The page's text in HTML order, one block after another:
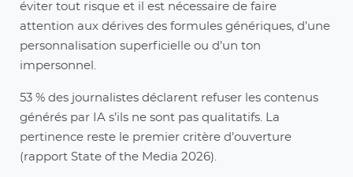
éviter tout risque et il est nécessaire de faire
attention aux dérives des formules génériques, d’une
personnalisation superficielle ou d’un ton
impersonnel.
53 % des journalistes déclarent refuser les contenus
générés par IA s’ils ne sont pas qualitatifs. La
pertinence reste le premier critère d’ouverture
(rapport State of the Media 2026).